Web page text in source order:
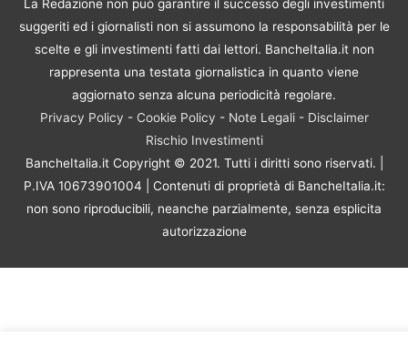
La Redazione non può garantire il successo degli investimenti
suggeriti ed i giornalisti non si assumono la responsabilità per le
scelte e gli investimenti fatti dai lettori. BancheItalia.it non
rappresenta una testata giornalistica in quanto viene
aggiornato senza alcuna periodicità regolare.
Privacy Policy - Cookie Policy - Note Legali- Disclaimer
Rischio Investimenti
BancheItalia.it Copyright © 2021. Tutti i diritti sono riservati. |
P.IVA 10673901004 | Contenuti di proprietà di BancheItalia.it:
non sono riproducibili, neanche parzialmente, senza esplicita
autorizzazione